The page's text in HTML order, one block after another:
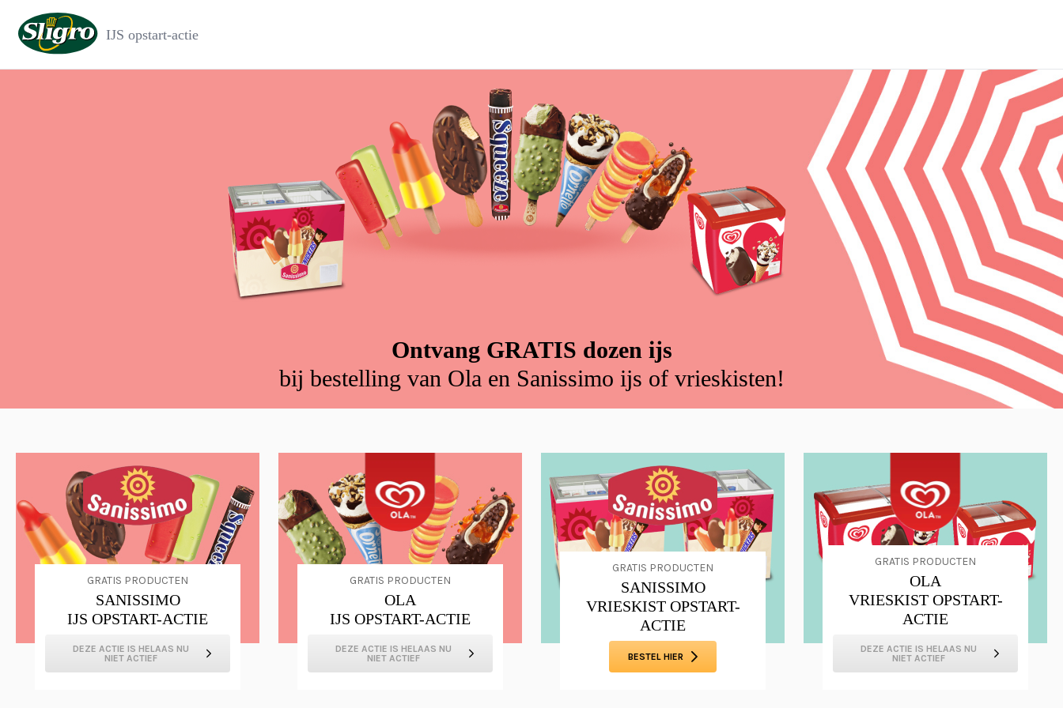
IJS opstart-actie
Ontvang GRATIS dozen ijs
bij bestelling van Ola en Sanissimo ijs of vrieskisten!
GRATIS PRODUCTEN
SANISSIMO
IJS OPSTART-ACTIE
DEZE ACTIE IS HELAAS NU
NIET ACTIEF
GRATIS PRODUCTEN
OLA
IJS OPSTART-ACTIE
DEZE ACTIE IS HELAAS NU
NIET ACTIEF
GRATIS PRODUCTEN
SANISSIMO
VRIESKIST OPSTART-
ACTIE
BESTEL HIER
GRATIS PRODUCTEN
OLA
VRIESKIST OPSTART-
ACTIE
DEZE ACTIE IS HELAAS NU
NIET ACTIEF